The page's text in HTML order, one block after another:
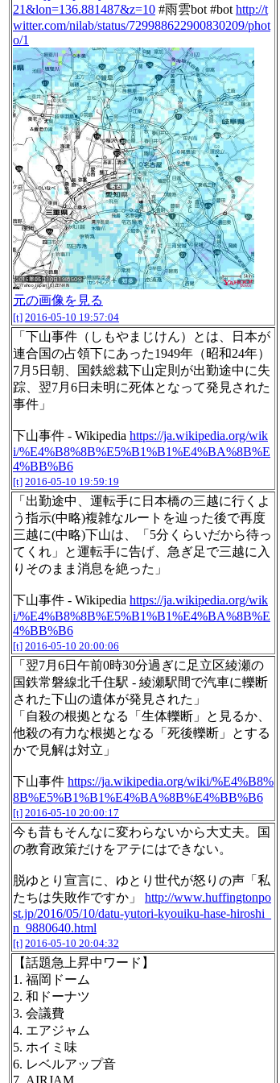
21&lon=136.881487&z=10 #雨雲bot #bothttp://t
witter.com/nilab/status/729988622900830209/phot
o/1
元の画像を見る
[t] 2016-05-10 19:57:04
「下山事件（しもやまじけん）とは、日本が
連合国の占領下にあった1949年（昭和24年）
7月5日朝、国鉄総裁下山定則が出勤途中に失
踪、翌7月6日未明に死体となって発見された
事件」
下山事件 - Wikipedia https://ja.wikipedia.org/wik
i/%E4%B8%8B%E5%B1%B1%E4%BA%8B%E
4%BB%B6
[t] 2016-05-10 19:59:19
「出勤途中、運転手に日本橋の三越に行くよ
う指示(中略)複雑なルートを辿った後で再度
三越に(中略)下山は、「5分くらいだから待っ
てくれ」と運転手に告げ、急ぎ足で三越に入
りそのまま消息を絶った」
下山事件 - Wikipedia https://ja.wikipedia.org/wik
i/%E4%B8%8B%E5%B1%B1%E4%BA%8B%E
4%BB%B6
[t] 2016-05-10 20:00:06
「翌7月6日午前0時30分過ぎに足立区綾瀬の
国鉄常磐線北千住駅 - 綾瀬駅間で汽車に轢断
された下山の遺体が発見された」
「自殺の根拠となる「生体轢断」と見るか、
他殺の有力な根拠となる「死後轢断」とする
かで見解は対立」
下山事件 https://ja.wikipedia.org/wiki/%E4%B8%
8B%E5%B1%B1%E4%BA%8B%E4%BB%B6
[t] 2016-05-10 20:00:17
今も昔もそんなに変わらないから大丈夫。国
の教育政策だけをアテにはできない。
脱ゆとり宣言に、ゆとり世代が怒りの声「私
たちは失敗作ですか」 http://www.huffingtonpo
st.jp/2016/05/10/datu-yutori-kyouiku-hase-hiroshi_
n_9880640.html
[t] 2016-05-10 20:04:32
【話題急上昇中ワード】
1. 福岡ドーム
2. 和ドーナツ
3. 会議費
4. エアジャム
5. ホイミ味
6. レベルアップ音